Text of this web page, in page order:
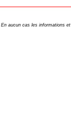
En aucun cas les informations